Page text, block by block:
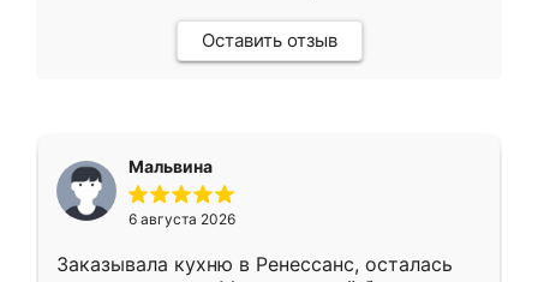
Оставить отзыв
Мальвина
6 августа 2026
Заказывала кухню в Ренессанс, осталась